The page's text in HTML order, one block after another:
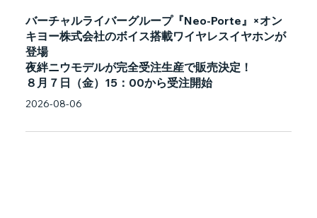
バーチャルライバーグループ『Neo-Porte』×オン
キヨー株式会社のボイス搭載ワイヤレスイヤホンが
登場
夜絆ニウモデルが完全受注生産で販売決定！
８月７日（金）15：00から受注開始
2026-08-06